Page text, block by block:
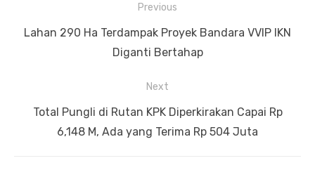
pos
Previous
Previous
Lahan 290 Ha Terdampak Proyek Bandara VVIP IKN
Diganti Bertahap
Next
Next
Total Pungli di Rutan KPK Diperkirakan Capai Rp
6,148 M, Ada yang Terima Rp 504 Juta